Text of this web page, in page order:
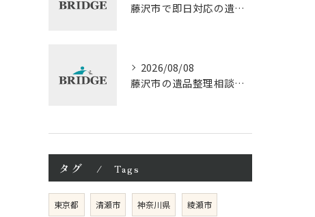
藤沢市で即日対応の遺品整理口コミ徹底解説
2026/08/08
藤沢市の遺品整理相談と見積もり費用の基本知識
タグ Tags
東京都 清瀬市 神奈川県 綾瀬市